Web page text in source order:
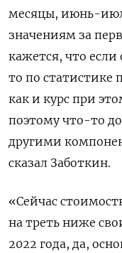
месяцы, июнь-
значениям за
кажется, что
то по статистике
как и курс при
поэтому что-то
другими
сказал Заботкин.
«Сейчас
на треть ниже
2022 года, да,